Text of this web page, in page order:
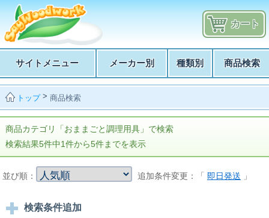
カート
サイトメニュー メーカー別 種類別 商品検索
トップ>商品検索
商品カテゴリ「おままごと調理用具」で検索
検索結果5件中1件から5件までを表示
並び順： 追加条件変更：「 即日発送 」
検索条件追加